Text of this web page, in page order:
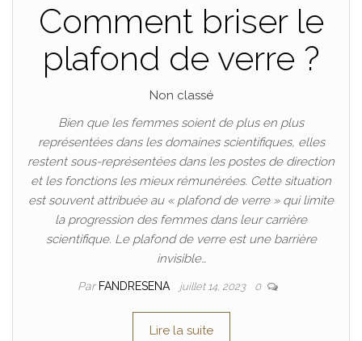
Comment briser le
plafond de verre ?
Non classé
Bien que les femmes soient de plus en plus
représentées dans les domaines scientifiques, elles
restent sous-représentées dans les postes de direction
et les fonctions les mieux rémunérées. Cette situation
est souvent attribuée au « plafond de verre » qui limite
la progression des femmes dans leur carrière
scientifique. Le plafond de verre est une barrière
invisible…
Par FANDRESENA juillet 14, 2023 0
Lire la suite